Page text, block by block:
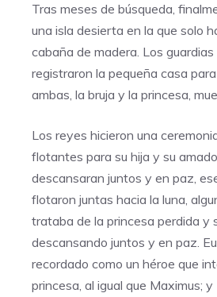
Tras meses de búsqueda,
una isla desierta en la que solo
cabaña de madera. Los
registraron la pequeña casa
ambas, la bruja y la princesa,
Los reyes hicieron una
flotantes para su hija y su
descansaran juntos y en paz,
flotaron juntas hacia la luna,
trataba de la princesa perdida y
descansando juntos y en paz.
recordado como un héroe que
princesa, al igual que Maximus; y